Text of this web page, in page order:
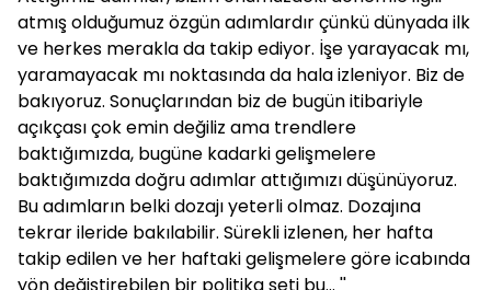
atmış olduğumuz özgün adımlardır çünkü dünyada ilk
ve herkes merakla da takip ediyor. İşe yarayacak mı,
yaramayacak mı noktasında da hala izleniyor. Biz de
bakıyoruz. Sonuçlarından biz de bugün itibariyle
açıkçası çok emin değiliz ama trendlere
baktığımızda, bugüne kadarki gelişmelere
baktığımızda doğru adımlar attığımızı düşünüyoruz.
Bu adımların belki dozajı yeterli olmaz. Dozajına
tekrar ileride bakılabilir. Sürekli izlenen, her hafta
takip edilen ve her haftaki gelişmelere göre icabında